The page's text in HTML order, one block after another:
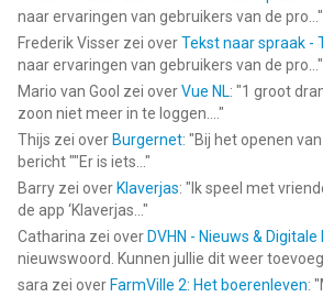
naar ervaringen van gebruikers van de pro... "
Frederik Visser zei overTekst naar spraak -
naar ervaringen van gebruikers van de pro... "
Mario van Gool zei overVue NL: "1 groot
zoon niet meer in te loggen.... "
Thijs zei over Burgernet: "Bij het openen
bericht ""Er is iets... "
Barry zei over Klaverjas: " Ik speel met
de app ‘Klaverjas... "
Catharina zei over DVHN - Nieuws & Digitale
nieuwswoord. Kunnen jullie dit weer
sara zei over FarmVille 2: Het boerenleven: "